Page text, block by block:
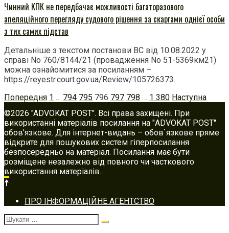
Чинний КПК не передбачає можливості багаторазового
апеляційного перегляду судового рішення за скаргами однієї особи
з тих самих підстав
Детальніше з текстом постанови ВС від 10.08.2022 у
справі No 760/8144/21 (провадження No 51-5369км21)
можна ознайомитися за посиланням –
https://reyestr.court.gov.ua/Review/105726373.
Posts
Попередня 1 … 794 795 796 797 798 … 1 380 Наступна
©2026 "ADVOKAT POST". Всі права захищені. При
використанні матеріалів посилання на "ADVOKAT POST"
обов'язкове. Для інтернет-видань – обов`язкове пряме
відкрите для пошукових систем гіперпосилання
безпосередньо на матеріал. Посилання має бути
розміщене незалежно від повного чи часткового
використання матеріалів.
Footer
navigation
ПРО ІНФОРМАЦІЙНЕ АГЕНТСТВО
Шукати: